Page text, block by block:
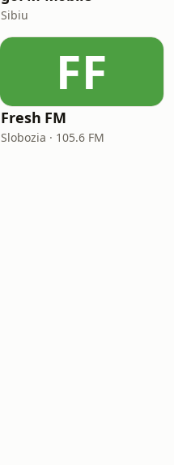
Sibiu
FF
Fresh FM
Slobozia · 105.6 FM